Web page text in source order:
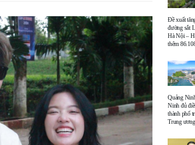
Đề xuất
đường sắt
Hà Nội –
thêm
Quảng
Ninh đủ
thành phố
Trung ương